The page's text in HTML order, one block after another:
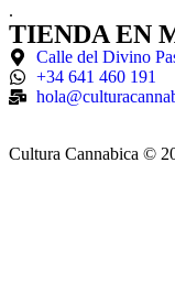
.
TIENDA EN
Calle del Divino
+34 641 460 191
Cultura Cannabica ©